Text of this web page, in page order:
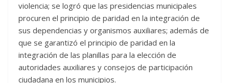
violencia; se logró que las presidencias municipales
procuren el principio de paridad en la integración de
sus dependencias y organismos auxiliares; además de
que se garantizó el principio de paridad en la
integración de las planillas para la elección de
autoridades auxiliares y consejos de participación
ciudadana en los municipios.